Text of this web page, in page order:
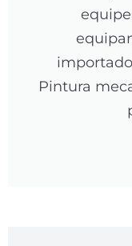
Pintura